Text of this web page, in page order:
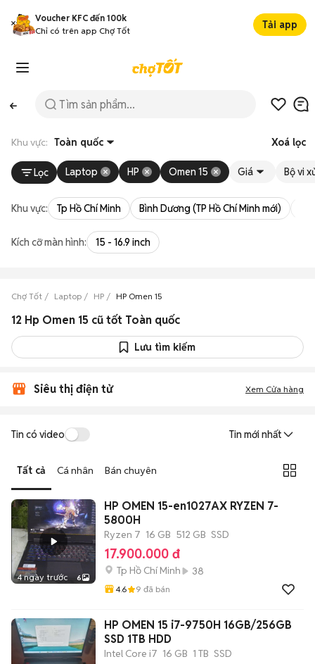
Voucher KFC đến 100k
Chỉ có trên app Chợ Tốt
Tải app
Khu vực: Toàn quốc Xoá lọc
Lọc Laptop HP Omen 15 Giá Bộ vi
Khu vực: Tp Hồ Chí Minh Bình Dương (TP Hồ Chí Minh mới)
Kích cỡ màn hình: 15 - 16.9 inch
Chợ Tốt Laptop HP HP Omen 15
12 Hp Omen 15 cũ tốt Toàn quốc
Lưu tìm kiếm
Siêu thị điện tử Xem Cửa hàng
Tin có video Tin mới nhất
Tất cả Cá nhân Bán chuyên
4 ngày trước 6
HP OMEN 15-en1027AX RYZEN 7-
5800H
Ryzen 7 16 GB 512 GB SSD
17.900.000 đ
Tp Hồ Chí Minh 38
4.6 9 đã bán
HP OMEN 15 i7-9750H 16GB/256GB
SSD 1TB HDD
Intel Core i7 16 GB 1 TB SSD